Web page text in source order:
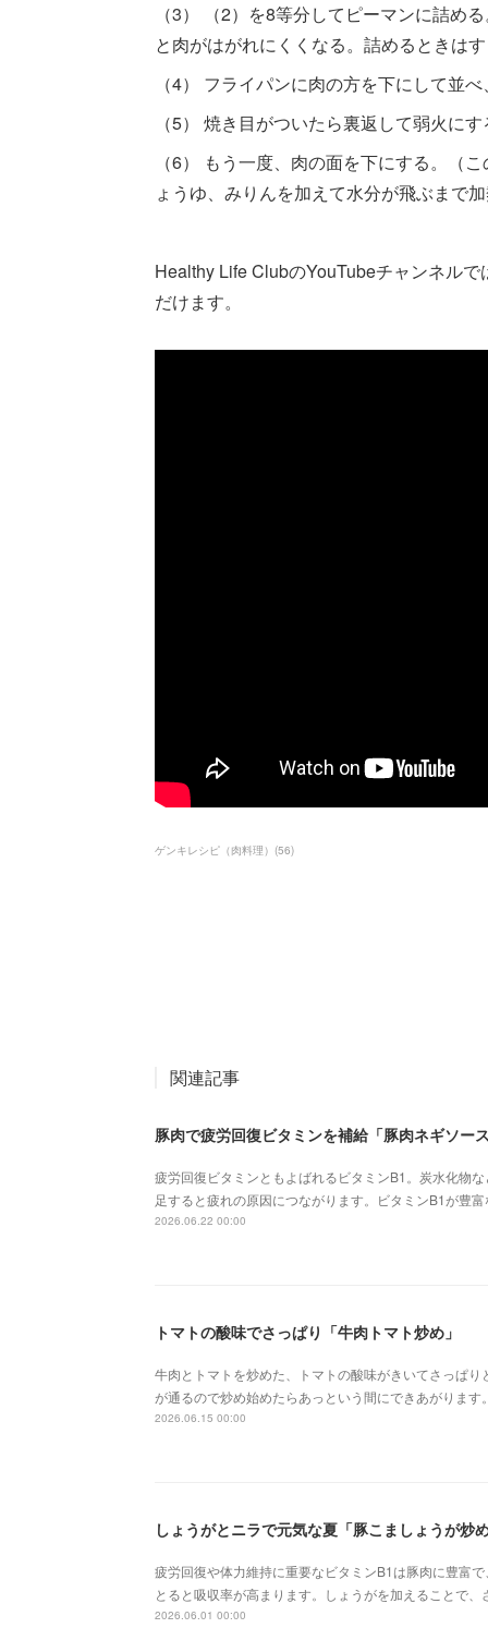
（3） （2）を8等分してピーマンに詰め
と肉がはがれにくくなる。詰めるときは
（4） フライパンに肉の方を下にして並
（5） 焼き目がついたら裏返して弱火に
（6） もう一度、肉の面を下にする。（
ょうゆ、みりんを加えて水分が飛ぶまで
Healthy Life ClubのYouTubeチャンネル
だけます。
ゲンキレシピ（肉料理） (56)
関連記事
豚肉で疲労回復ビタミンを補給「豚肉ネギソー
疲労回復ビタミンともよばれるビタミンB1。炭水化物
足すると疲れの原因につながります。ビタミンB1が豊
2026.06.22 00:00
トマトの酸味でさっぱり「牛肉トマト炒め」
牛肉とトマトを炒めた、トマトの酸味がきいてさっぱ
が通るので炒め始めたらあっという間にできあがりま
2026.06.15 00:00
しょうがとニラで元気な夏「豚こましょうが炒
疲労回復や体力維持に重要なビタミンB1は豚肉に豊富
とると吸収率が高まります。しょうがを加えることで
2026.06.01 00:00